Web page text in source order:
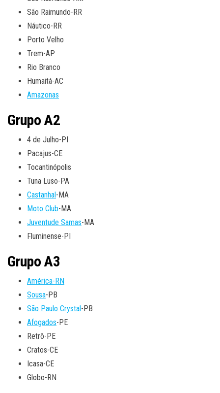
São Raimundo-RR
Náutico-RR
Porto Velho
Trem-AP
Rio Branco
Humaitá-AC
Amazonas
Grupo A2
4 de Julho-PI
Pacajus-CE
Tocantinópolis
Tuna Luso-PA
Castanhal-MA
Moto Club-MA
Juventude Samas-MA
Fluminense-PI
Grupo A3
América-RN
Sousa-PB
São Paulo Crystal-PB
Afogados-PE
Retrô-PE
Cratos-CE
Icasa-CE
Globo-RN